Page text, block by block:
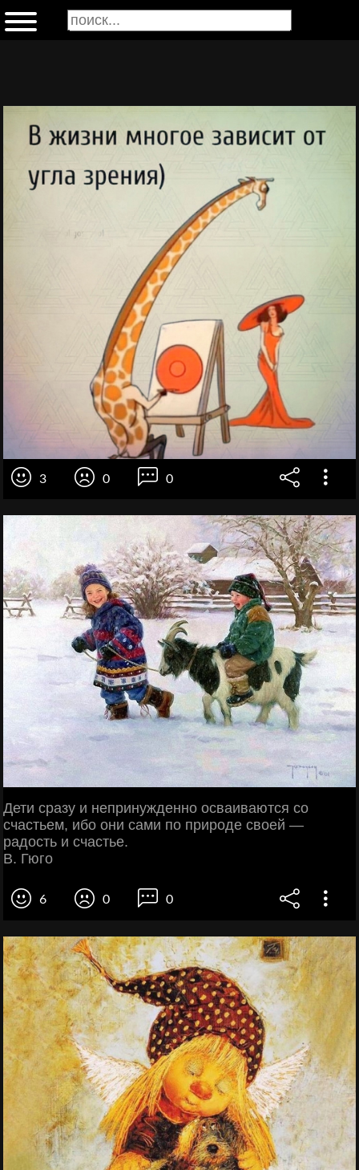
3 0 0
Дети сразу и непринужденно осваиваются со
счастьем, ибо они сами по природе своей —
радость и счастье.
В. Гюго
6 0 0